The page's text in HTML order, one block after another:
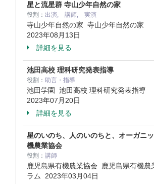
星と流星群 寺山少年自然の家
役割： 出演, 講師, 実演
寺山少年自然の家 寺山少年自然の家
2023年08月13日
詳細を見る
池田高校 理科研究発表指導
役割： 助言・指導
池田学園 池田高校 理科研究発表指導
2023年07月20日
詳細を見る
星のいのち、人のいのちと、オーガニ
機農業協会
役割： 講師
鹿児島県有機農業協会 鹿児島県有機農
ラム 2023年03月04日